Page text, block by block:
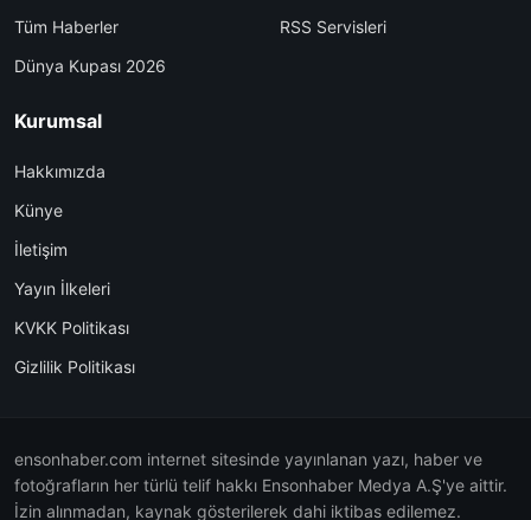
Tüm Haberler
Dünya Kupası 2026
RSS Servisleri
Kurumsal
Hakkımızda
Künye
İletişim
Yayın İlkeleri
KVKK Politikası
Gizlilik Politikası
ensonhaber.com internet sitesinde yayınlanan yazı, haber ve
fotoğrafların her türlü telif hakkı Ensonhaber Medya A.Ş'ye aittir.
İzin alınmadan, kaynak gösterilerek dahi iktibas edilemez.